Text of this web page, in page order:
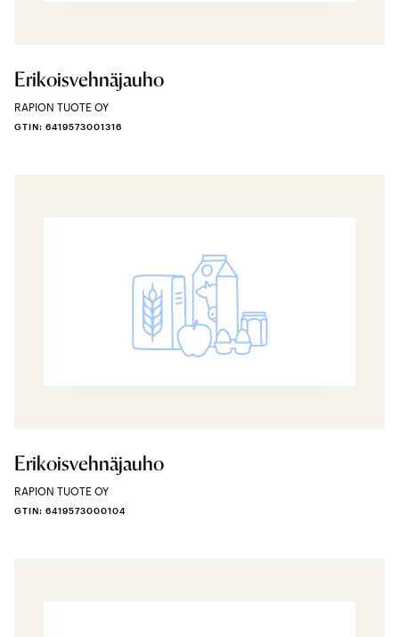
Erikoisvehnäjauho
RAPION TUOTE OY
GTIN: 6419573001316
Erikoisvehnäjauho
RAPION TUOTE OY
GTIN: 6419573000104